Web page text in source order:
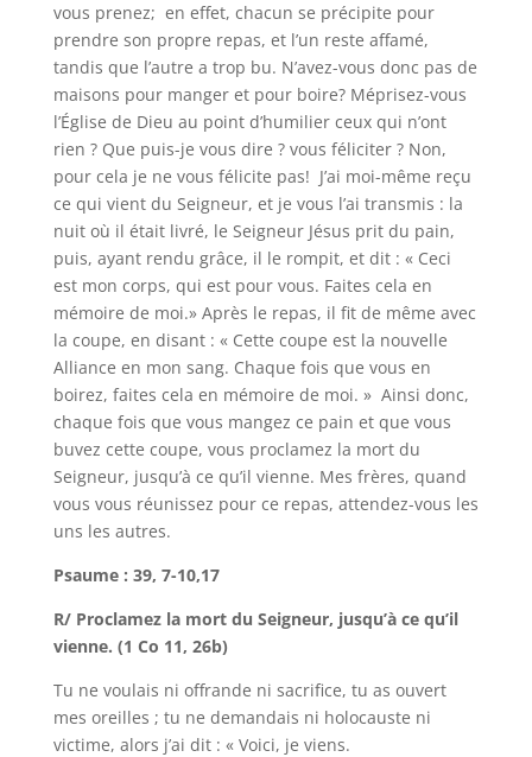
vous prenez; en effet, chacun se précipite pour
prendre son propre repas, et l’un reste affamé,
tandis que l’autre a trop bu. N’avez-vous donc pas de
maisons pour manger et pour boire? Méprisez-vous
l’Église de Dieu au point d’humilier ceux qui n’ont
rien ? Que puis-je vous dire ? vous féliciter ? Non,
pour cela je ne vous félicite pas! J’ai moi-même reçu
ce qui vient du Seigneur, et je vous l’ai transmis : la
nuit où il était livré, le Seigneur Jésus prit du pain,
puis, ayant rendu grâce, il le rompit, et dit : « Ceci
est mon corps, qui est pour vous. Faites cela en
mémoire de moi.» Après le repas, il fit de même avec
la coupe, en disant : « Cette coupe est la nouvelle
Alliance en mon sang. Chaque fois que vous en
boirez, faites cela en mémoire de moi. » Ainsi donc,
chaque fois que vous mangez ce pain et que vous
buvez cette coupe, vous proclamez la mort du
Seigneur, jusqu’à ce qu’il vienne. Mes frères, quand
vous vous réunissez pour ce repas, attendez-vous les
uns les autres.
Psaume : 39, 7-10,17
R/ Proclamez la mort du Seigneur, jusqu’à ce qu’il
vienne. (1 Co 11, 26b)
Tu ne voulais ni offrande ni sacrifice, tu as ouvert
mes oreilles ; tu ne demandais ni holocauste ni
victime, alors j’ai dit : « Voici, je viens.